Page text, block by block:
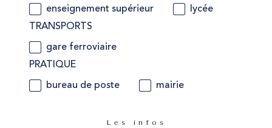
enseignement supérieur
lycée
TRANSPORTS
gare ferroviaire
PRATIQUE
bureau de poste mairie
Les infos